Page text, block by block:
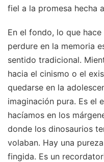
fiel a la promesa hecha
En el fondo, lo que
perdure en la memoria
sentido tradicional.
hacia el cinismo o el
quedarse en la
imaginación pura. Es el
hacíamos en los
donde los dinosaurios
volaban. Hay una
fingida. Es un